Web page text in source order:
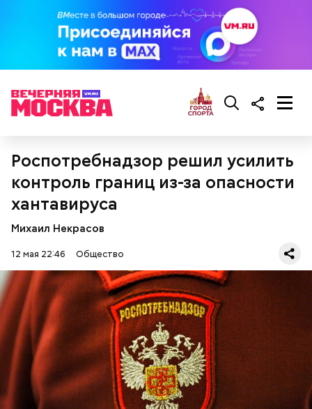
Роспотребнадзор решил усилить
контроль границ из-за опасности
хантавируса
Михаил Некрасов
12 мая 22:46 Общество
Праздник любви, или Ту бе-Ав, отмечается в
Израиле как местный аналог Дня святого
Валентина. Влюбленные в этот день делают друг
другу сюрпризы, дарят цветы и подарки,
устраивают свидания и признаются в своих
чувствах. Праздник уходит корнями в далекое
прошлое — во времена существования еврейской